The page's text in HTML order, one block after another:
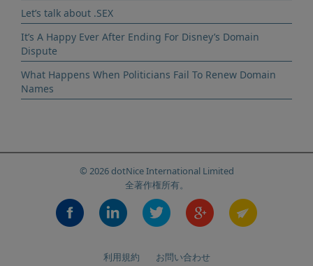
Let’s talk about .SEX
It’s A Happy Ever After Ending For Disney’s Domain
Dispute
What Happens When Politicians Fail To Renew Domain
Names
© 2026 dotNice International Limited
全著作権所有。
利用規約 お問い合わせ